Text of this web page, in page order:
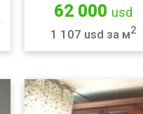
62 000 usd
1 107 usd за м2